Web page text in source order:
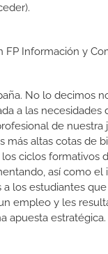
Información y
No lo decimos
a las
de
altas cotas de
ciclos formativos
así como
los estudiantes
empleo y les
estratégica.